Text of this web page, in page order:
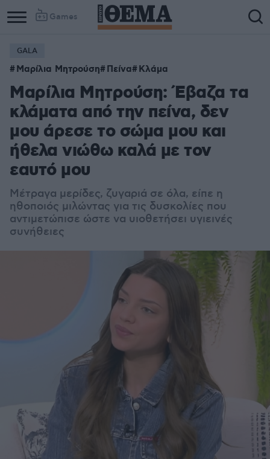
Games
GALA
Μαρίλια Μητρούση Πείνα Κλάμα
Μαρίλια Μητρούση: Έβαζα τα
κλάματα από την πείνα, δεν
μου άρεσε το σώμα μου και
ήθελα νιώθω καλά με τον
εαυτό μου
Μέτραγα μερίδες, ζυγαριά σε όλα, είπε η
ηθοποιός μιλώντας για τις δυσκολίες που
αντιμετώπισε ώστε να υιοθετήσει υγιεινές
συνήθειες